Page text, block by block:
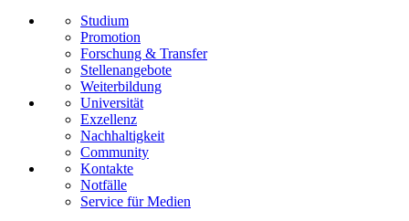
Studium
Promotion
Forschung & Transfer
Stellenangebote
Weiterbildung
Universität
Exzellenz
Nachhaltigkeit
Community
Kontakte
Notfälle
Service für Medien